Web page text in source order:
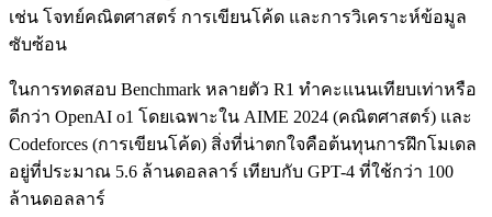
เช่น โจทย์คณิตศาสตร์ การเขียนโค้ด และการวิเคราะห์ข้อมูล
ซับซ้อน
ในการทดสอบ Benchmark หลายตัว R1 ทำคะแนนเทียบเท่าหรือ
ดีกว่า OpenAI o1 โดยเฉพาะใน AIME 2024 (คณิตศาสตร์) และ
Codeforces (การเขียนโค้ด) สิ่งที่น่าตกใจคือต้นทุนการฝึกโมเดล
อยู่ที่ประมาณ 5.6 ล้านดอลลาร์ เทียบกับ GPT-4 ที่ใช้กว่า 100
ล้านดอลลาร์